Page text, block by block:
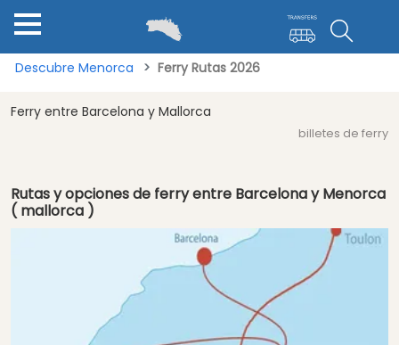
Descubre Menorca Ferry Rutas 2026
Ferry entre Barcelona y Mallorca
billetes de ferry
Rutas y opciones de ferry entre Barcelona y Menorca
( mallorca )